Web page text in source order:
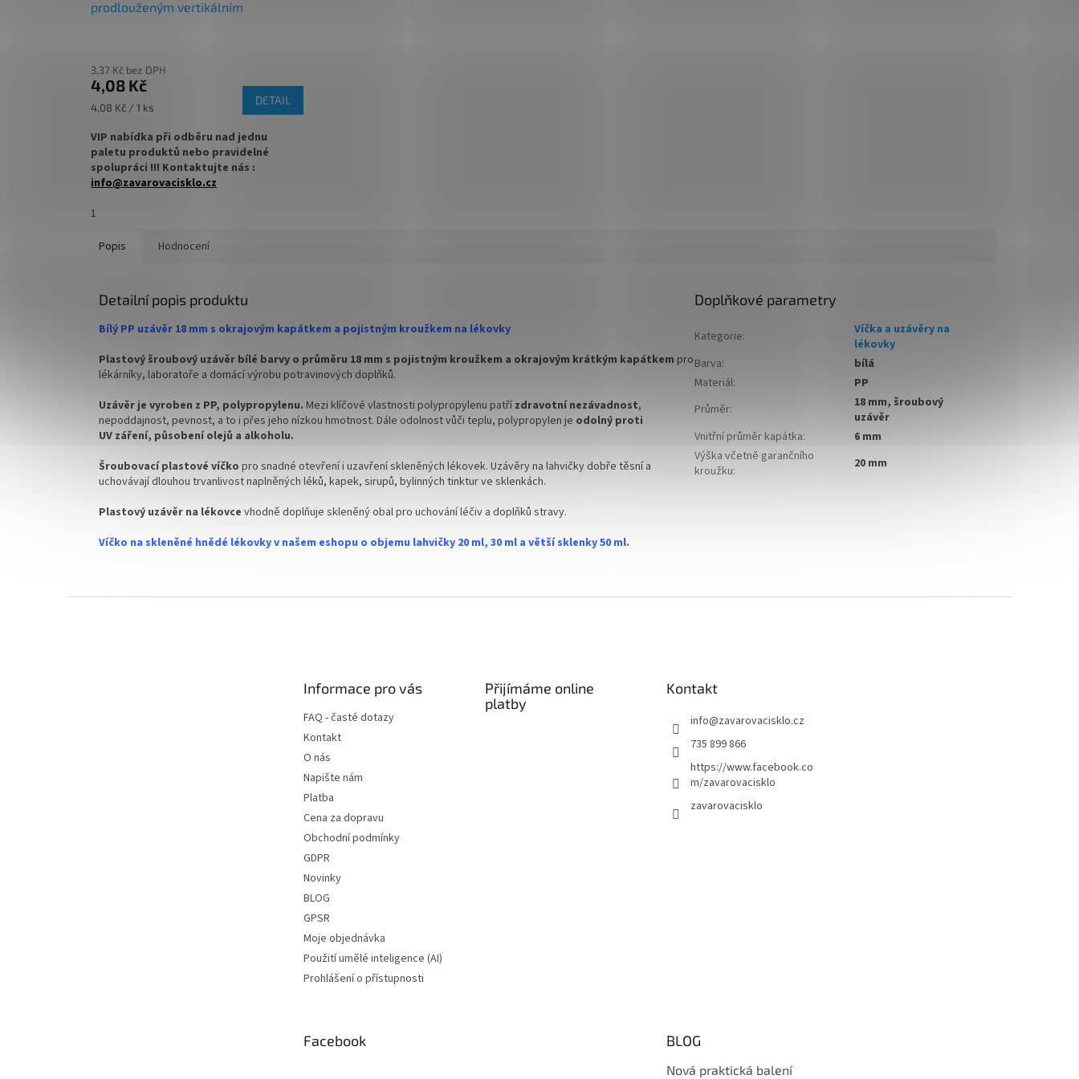
prodlouženým vertikálním
3,37 Kč bez DPH
4,08 Kč
Měrná
4,08 Kč / 1 ks
DETAIL
VIP nabídka při odběru nad jednu
paletu produktů nebo pravidelné
spolupráci !!! Kontaktujte nás :
info@zavarovacisklo.cz
✅
✅ Uzávěr s prodlouženým kapátkem
✅ Objednávejte z kategorie víček na
ZDE
✅ Víčka skladem a ihned k odeslání!
1
Popis Hodnocení
Detailní popis produktu
Bílý PP uzávěr 18 mm s okrajovým kapátkem a pojistným kroužkem na lékovky
Plastový šroubový uzávěr bílé barvy o průměru 18 mm s pojistným kroužkem a okrajovým krátkým kapátkem pro
lékárníky, laboratoře a domácí výrobu potravinových doplňků.
Uzávěr je vyroben z PP, polypropylenu. Mezi klíčové vlastnosti polypropylenu patřízdravotní nezávadnost,
nepoddajnost, pevnost, a to i přes jeho nízkou hmotnost. Dále odolnost vůči teplu, polypropylen je odolný proti
UV záření, působení olejů a alkoholu.
Šroubovací plastové víčko pro snadné otevření i uzavření skleněných lékovek. Uzávěry na lahvičky dobře těsní a
uchovávají dlouhou trvanlivost naplněných léků, kapek, sirupů, bylinných tinktur ve sklenkách.
Plastový uzávěr na lékovce vhodně doplňuje skleněný obal pro uchování léčiv a doplňků stravy.
Víčko na skleněné hnědé lékovky v našem eshopu o objemu lahvičky 20 ml, 30 ml a větší sklenky 50 ml.
Doplňkové parametry
Kategorie:
Víčka a uzávěry na
lékovky
Barva:
bílá
Materiál:
PP
Průměr:
18 mm, šroubový
uzávěr
Vnitřní průměr kapátka:
6 mm
Výška včetně garančního
kroužku: 20 mm
Informace pro vás
FAQ - časté dotazy
Kontakt
O nás
Napište nám
Platba
Cena za dopravu
Obchodní podmínky
GDPR
Novinky
BLOG
GPSR
Moje objednávka
Použití umělé inteligence (AI)
Prohlášení o přístupnosti
Přijímáme online
platby
Kontakt
info@zavarovacisklo.cz
735 899 866
https://www.facebook.co
m/zavarovacisklo
zavarovacisklo
Facebook BLOG
Nová praktická balení